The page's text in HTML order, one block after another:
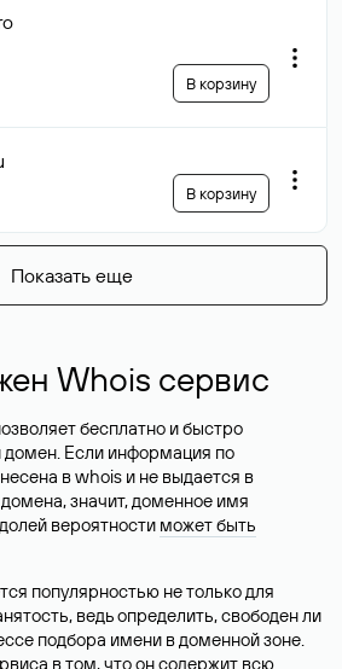
В корзину
В корзину
Показать еще
Whois сервис
бесплатно и быстро
домен. Если информация по
в whois и не выдается в
значит, доменное имя
вероятности может быть
популярностью не только для
ведь определить, свободен ли
подбора имени в доменной зоне.
в том, что он содержит всю